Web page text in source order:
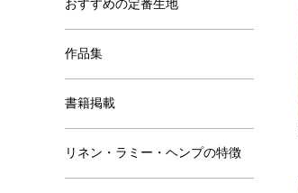
おすすめの定番生地
作品集
書籍掲載
リネン・ラミー・ヘンプの特徴